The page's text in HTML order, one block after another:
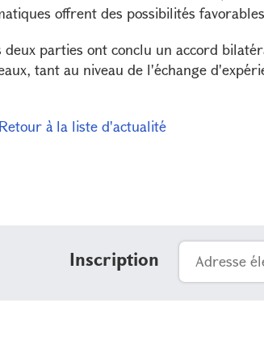
offrent des possibilités
deux parties ont conclu un accord
tant au niveau de l'échange
à la liste d'actualité
Inscription